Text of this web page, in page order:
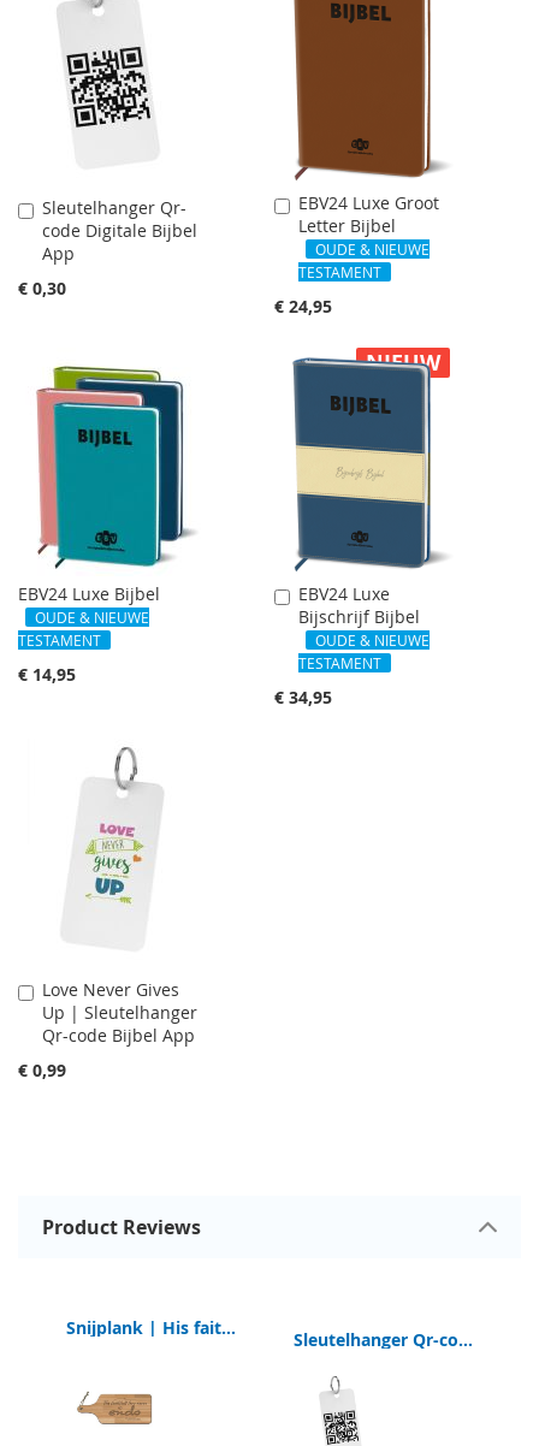
Sleutelhanger Qr-
code Digitale Bijbel
App
€ 0,30
In
Winkelwagen
EBV24 Luxe Groot
Letter Bijbel
OUDE & NIEUWE
TESTAMENT
€ 24,95
In
Winkelwagen
EBV24 Luxe Bijbel
OUDE & NIEUWE
TESTAMENT
€ 14,95
NIEUW
EBV24 Luxe
Bijschrijf Bijbel
OUDE & NIEUWE
TESTAMENT
€ 34,95
In
Winkelwagen
Love Never Gives
Up | Sleutelhanger
Qr-code Bijbel App
€ 0,99
In
Winkelwagen
Product Reviews
Snijplank | His faithfull love never ends
Sleutelhanger Qr-code Digitale Bijbel App